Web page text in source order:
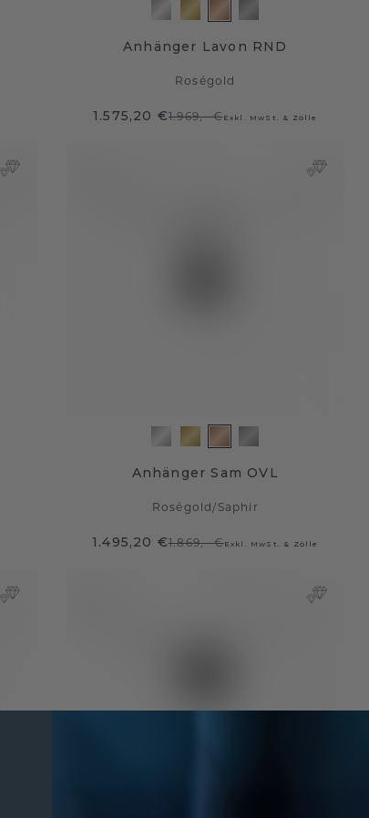
Anhänger Lavon RND
Roségold
1.575,20 €1.969,- €Exkl. MwSt. & Zölle
Anhänger Sam OVL
Roségold/ Saphir
1.495,20 €1.869,- €Exkl. MwSt. & Zölle